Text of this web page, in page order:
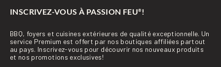
INSCRIVEZ-VOUS À PASSION FEU® !
BBQ, foyers et cuisines extérieures de qualité exceptionnelle. Un
service Premium est offert par nos boutiques affiliées partout
au pays. Inscrivez-vous pour découvrir nos nouveaux produits
et nos promotions exclusives!